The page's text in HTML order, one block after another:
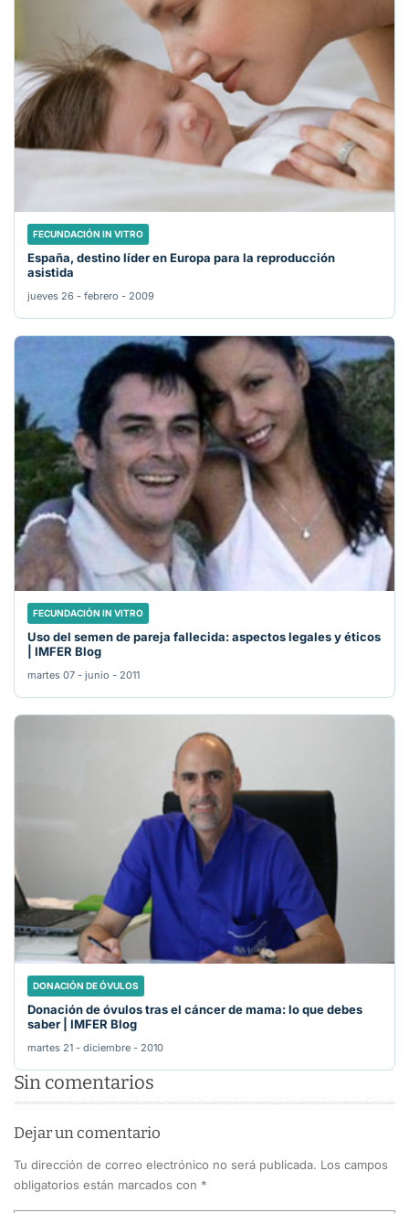
FECUNDACIÓN IN VITRO
España, destino líder en Europa para la reproducción
asistida
jueves 26 - febrero - 2009
FECUNDACIÓN IN VITRO
Uso del semen de pareja fallecida: aspectos legales y éticos
| IMFER Blog
martes 07 - junio - 2011
DONACIÓN DE ÓVULOS
Donación de óvulos tras el cáncer de mama: lo que debes
saber | IMFER Blog
martes 21 - diciembre - 2010
Sin comentarios
Dejar un comentario
Tu dirección de correo electrónico no será publicada. Los campos
obligatorios están marcados con *